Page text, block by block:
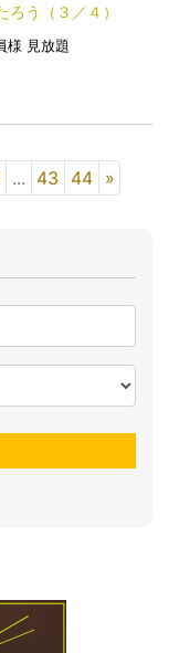
ろう（３／４）
様 見放題
... 43 44 »